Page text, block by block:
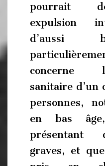
pourrait
expulsion
d’aussi
concerne
sanitaire d’un
personnes,
en bas
présentant
graves, et